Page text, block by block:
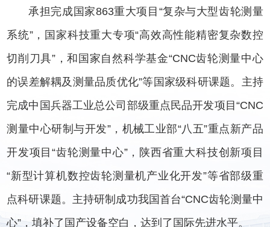
承担完成国家863重大项目“复杂与大型齿轮测量
系统”，国家科技重大专项“高效高性能精密复杂数控
切削刀具”，和国家自然科学基金“CNC齿轮测量中心
的误差解耦及测量品质优化”等国家级科研课题。主持
完成中国兵器工业总公司部级重点民品开发项目“CNC
测量中心研制与开发”，机械工业部“八五”重点新产品
开发项目“齿轮测量中心”，陕西省重大科技创新项目
“新型计算机数控齿轮测量机产业化开发”等省部级重
点科研课题。主持研制成功我国首台“CNC齿轮测量中
心”，填补了国产设备空白，达到了国际先进水平。